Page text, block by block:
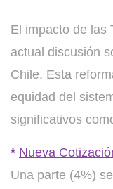
El impacto de las
actual discusión
Chile. Esta
equidad del
significativos
* Nueva
Una parte (4%)